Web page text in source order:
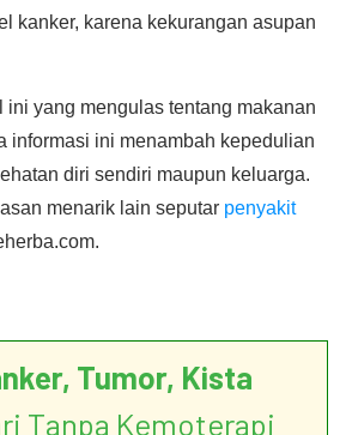
kanker, karena kekurangan asupan
ini yang mengulas tentang makanan
informasi ini menambah kepedulian
diri sendiri maupun keluarga.
menarik lain seputar penyakit
Tumor, Kista
Tanpa Kemoterapi